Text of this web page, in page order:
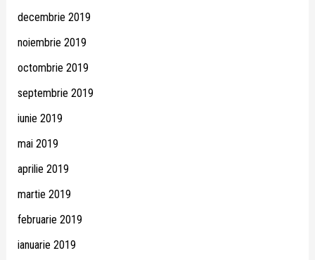
decembrie 2019
noiembrie 2019
octombrie 2019
septembrie 2019
iunie 2019
mai 2019
aprilie 2019
martie 2019
februarie 2019
ianuarie 2019